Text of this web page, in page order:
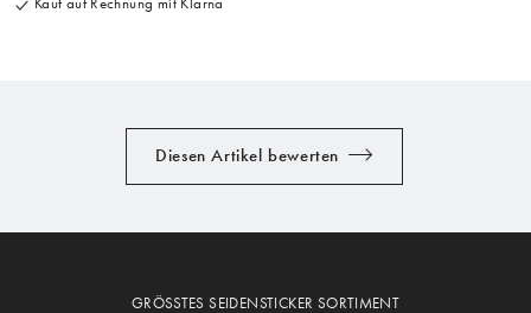
Diesen Artikel bewerten
GRÖSSTES SEIDENSTICKER SORTIMENT